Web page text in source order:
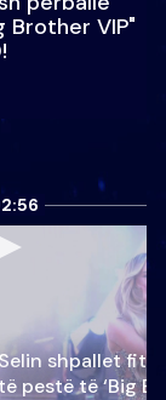
VIP"
shpallet
të pestë të ‘Big